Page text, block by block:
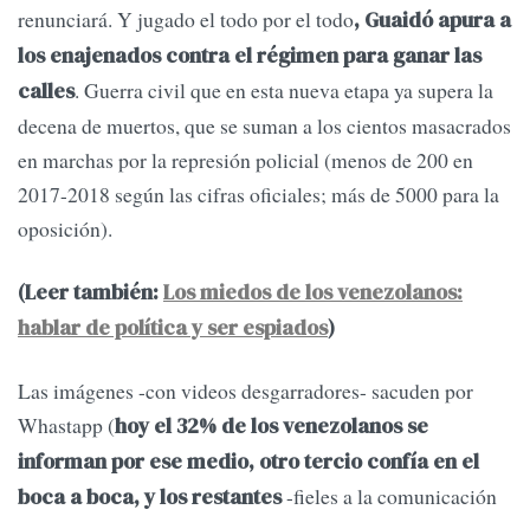
renunciará. Y jugado el todo por el todo, Guaidó apura a
los enajenados contra el régimen para ganar las
calles. Guerra civil que en esta nueva etapa ya supera la
decena de muertos, que se suman a los cientos masacrados
en marchas por la represión policial (menos de 200 en
2017-2018 según las cifras oficiales; más de 5000 para la
oposición).
(Leer también:Los miedos de los venezolanos:
hablar de política y ser espiados)
Las imágenes -con videos desgarradores- sacuden por
Whastapp (hoy el 32% de los venezolanos se
informan por ese medio, otro tercio confía en el
boca a boca, y los restantes-fieles a la comunicación